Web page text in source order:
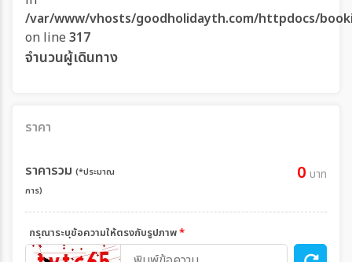
/var/www/vhosts/goodholidayth.com/httpdocs/
on line 317
จำนวนผู้เดินทาง
ราคา
ราคารวม (*ประมาณ
การ)
0 บาท
กรุณาระบุข้อความให้ตรงกับรูปภาพ*